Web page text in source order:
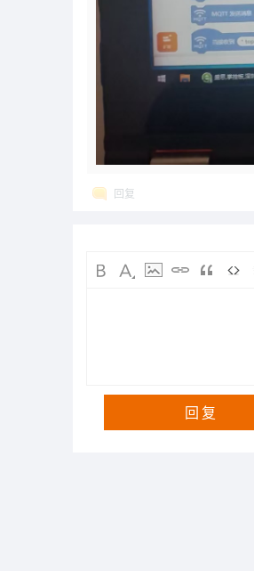
回复
回复